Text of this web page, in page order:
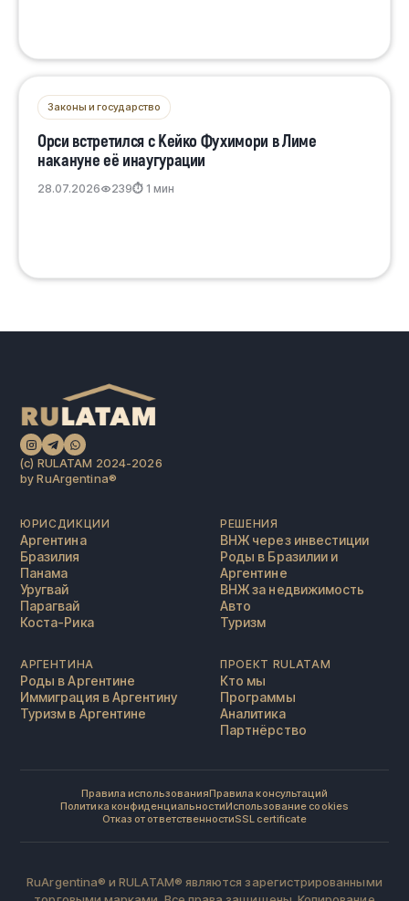
Законы и государство
Орси встретился с Кейко Фухимори в Лиме
накануне её инаугурации
28.07.2026 239⏱ 1 мин
(c) RULATAM 2024-2026
by RuArgentina®️
ЮРИСДИКЦИИ
Аргентина
Бразилия
Панама
Уругвай
Парагвай
Коста-Рика
РЕШЕНИЯ
ВНЖ через инвестиции
Роды в Бразилии и
Аргентине
ВНЖ за недвижимость
Авто
Туризм
АРГЕНТИНА
Роды в Аргентине
Иммиграция в Аргентину
Туризм в Аргентине
ПРОЕКТ RULATAM
Кто мы
Программы
Аналитика
Партнёрство
Правила использованияПравила консультаций
Политика конфиденциальностиИспользование cookies
Отказ от ответственностиSSL certificate
RuArgentina® и RULATAM® являются зарегистрированными